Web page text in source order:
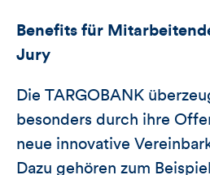
Benefits für
Jury
Die TARGOBANK
besonders durch ihre
neue innovative
Dazu gehören zum